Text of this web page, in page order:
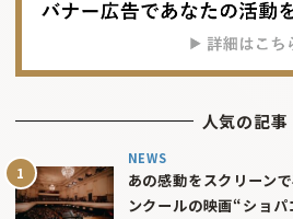
人気の記事
NEWS
あの感動をスクリーン
ンクールの映画“ショ